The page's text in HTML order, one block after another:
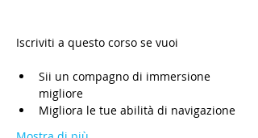
Sii un compagno di immersione
migliore
Migliora le tue abilità di navigazione